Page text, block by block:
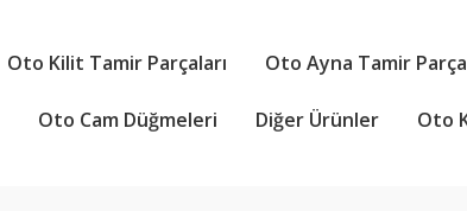
Oto Kilit Tamir Parçaları Oto Ayna Tamir
Oto Cam Düğmeleri Diğer Ürünler Oto